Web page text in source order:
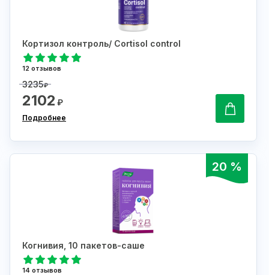
Кортизол контроль/ Cortisol control
12 отзывов
3235₽
2102 ₽
Подробнее
20 %
Когнивия, 10 пакетов-саше
14 отзывов